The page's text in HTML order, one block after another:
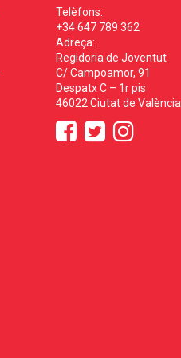
Telèfons:
+34 647 789 362
Adreça:
Regidoria de Joventut
C/ Campoamor, 91
Despatx C – 1r pis
46022 Ciutat de València